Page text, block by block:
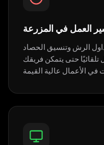
العمل في المزرعة
الرش وتنسيق الحصاد
تلقائيًا حتى يتمكن فريقك